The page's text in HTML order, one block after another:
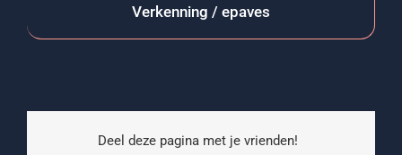
Verkenning / epaves
Deel deze pagina met je vrienden!